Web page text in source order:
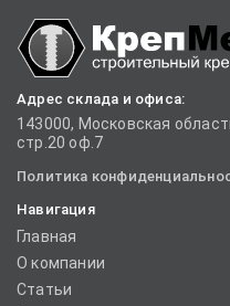
Адрес склада и офиса:
143000, Московская
стр.20 оф.7
Политика
Навигация
Главная
О компании
Статьи